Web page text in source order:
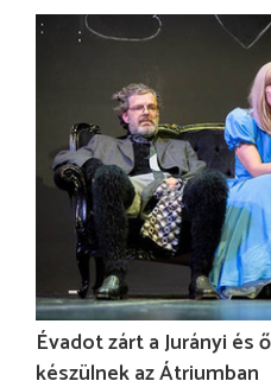
Évadot zárt a Jurányi és